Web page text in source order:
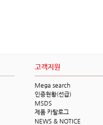
고객지원
Mega search
인증현황(선급)
MSDS
제품 카탈로그
NEWS & NOTICE